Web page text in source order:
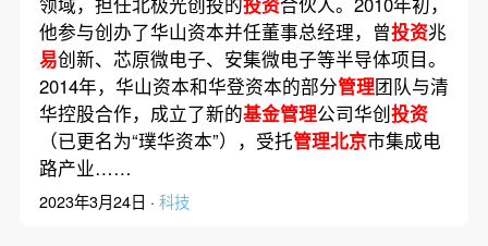
他参与创办了华山资本并任董事总经理，曾投资兆
易创新、芯原微电子、安集微电子等半导体项目。
2014年，华山资本和华登资本的部分管理团队与清
华控股合作，成立了新的基金管理公司华创投资
（已更名为“璞华资本”），受托管理北京市集成电
路产业……
2023年3月24日 · 科技